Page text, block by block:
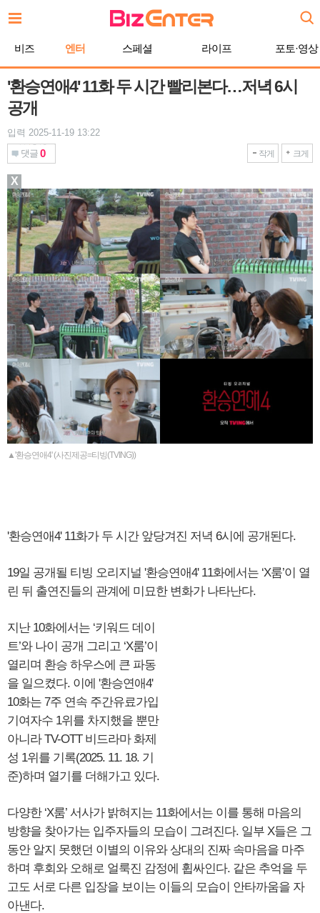
문
비즈 엔터 스페셜 라이프 포토·영상
'환승연애4' 11화 두 시간 빨리본다…저녁 6시
공개
입력 2025-11-19 13:22
댓글 0 작게 크게
▲'환승연애4' (사진제공=티빙(TVING))
'환승연애4' 11화가 두 시간 앞당겨진 저녁 6시에 공개된다.
19일 공개될 티빙 오리지널 '환승연애4' 11화에서는 ‘X룸’이 열
린 뒤 출연진들의 관계에 미묘한 변화가 나타난다.
지난 10화에서는 ‘키워드 데이
트’와 나이 공개 그리고 ‘X룸’이
열리며 환승 하우스에 큰 파동
을 일으켰다. 이에 '환승연애4'
10화는 7주 연속 주간유료가입
기여자수 1위를 차지했을 뿐만
아니라 TV-OTT 비드라마 화제
성 1위를 기록(2025. 11. 18. 기
준)하며 열기를 더해가고 있다.
다양한 ‘X룸’ 서사가 밝혀지는 11화에서는 이를 통해 마음의
방향을 찾아가는 입주자들의 모습이 그려진다. 일부 X들은 그
동안 알지 못했던 이별의 이유와 상대의 진짜 속마음을 마주
하며 후회와 오해로 얼룩진 감정에 휩싸인다. 같은 추억을 두
고도 서로 다른 입장을 보이는 이들의 모습이 안타까움을 자
아낸다.
X